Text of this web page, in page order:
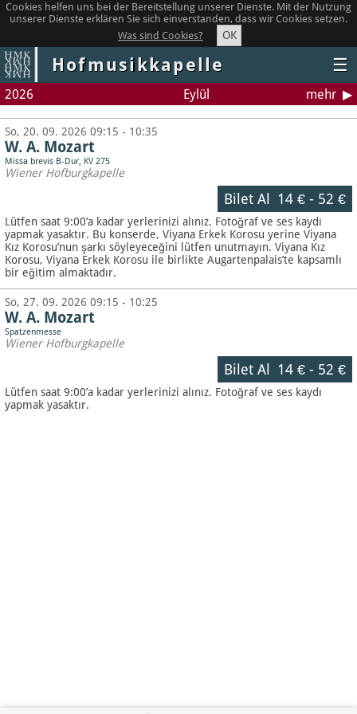
Cookies helfen uns bei der Bereitstellung unserer Dienste. Mit der Nutzung
unserer Dienste erklären Sie sich einverstanden, dass wir Cookies setzen.
Was sind Cookies?
OK
Hofmusikkapelle ☰
2026 Eylül mehr
So, 20. 09. 2026 09:15 - 10:35
W. A. Mozart
Missa brevis B-Dur, KV 275
Wiener Hofburgkapelle
Bilet Al 14 €- 52 €
Lütfen saat 9:00’a kadar yerlerinizi alınız. Fotoğraf ve ses kaydı
yapmak yasaktır. Bu konserde, Viyana Erkek Korosu yerine Viyana
Kız Korosu’nun şarkı söyleyeceğini lütfen unutmayın. Viyana Kız
Korosu, Viyana Erkek Korosu ile birlikte Augartenpalais’te kapsamlı
bir eğitim almaktadır.
So, 27. 09. 2026 09:15 - 10:25
W. A. Mozart
Spatzenmesse
Wiener Hofburgkapelle
Bilet Al 14 €- 52 €
Lütfen saat 9:00’a kadar yerlerinizi alınız. Fotoğraf ve ses kaydı
yapmak yasaktır.